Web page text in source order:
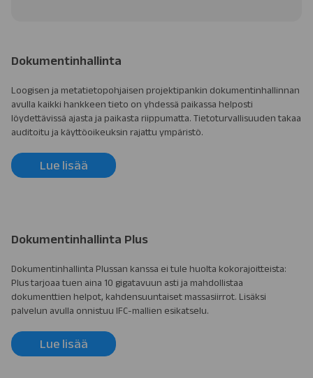
Dokumentinhallinta
Loogisen ja metatietopohjaisen projektipankin dokumentinhallinnan
avulla kaikki hankkeen tieto on yhdessä paikassa helposti
löydettävissä ajasta ja paikasta riippumatta. Tietoturvallisuuden takaa
auditoitu ja käyttöoikeuksin rajattu ympäristö.
Lue lisää
Dokumentinhallinta Plus
Dokumentinhallinta Plussan kanssa ei tule huolta kokorajoitteista:
Plus tarjoaa tuen aina 10 gigatavuun asti ja mahdollistaa
dokumenttien helpot, kahdensuuntaiset massasiirrot. Lisäksi
palvelun avulla onnistuu IFC-mallien esikatselu.
Lue lisää